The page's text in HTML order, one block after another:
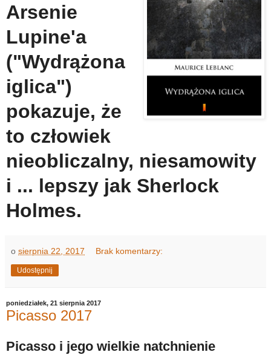
Arsenie
Lupine'a
("Wydrążona
iglica")
pokazuje, że
to człowiek
nieobliczalny, niesamowity
i ... lepszy jak Sherlock
Holmes.
o sierpnia 22, 2017 Brak komentarzy:
Udostępnij
poniedziałek, 21 sierpnia 2017
Picasso 2017
Picasso i jego wielkie natchnienie